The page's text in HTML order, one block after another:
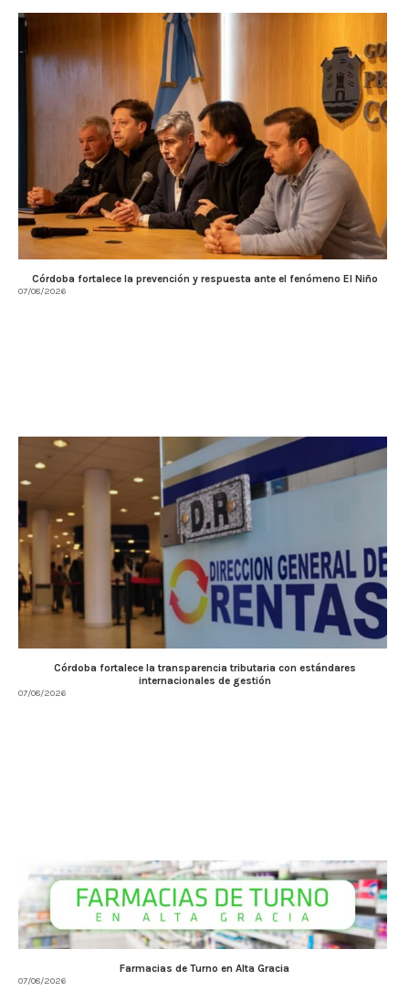
Córdoba fortalece la prevención y respuesta ante el fenómeno El Niño
07/08/2026
Córdoba fortalece la transparencia tributaria con estándares
internacionales de gestión
07/08/2026
Farmacias de Turno en Alta Gracia
07/08/2026